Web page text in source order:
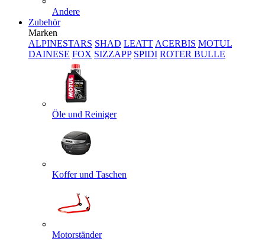
Andere
Zubehör
Marken
ALPINESTARS SHAD LEATT ACERBIS MOTUL
DAINESE FOX SIZZAPP SPIDI ROTER BULLE
Öle und Reiniger
Koffer und Taschen
Motorständer